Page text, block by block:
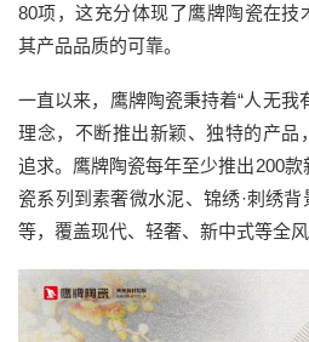
80项，这充分体现了鹰牌陶瓷在技
其产品品质的可靠。
一直以来，鹰牌陶瓷秉持着“人无我
理念，不断推出新颖、独特的产品
追求。鹰牌陶瓷每年至少推出200
瓷系列到素奢微水泥、锦绣·刺绣
等，覆盖现代、轻奢、新中式等全风